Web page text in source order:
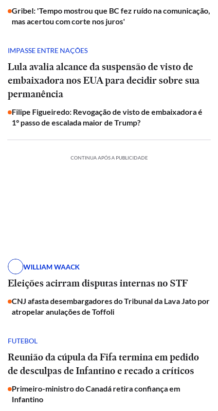
Gribel: 'Tempo mostrou que BC fez ruído na comunicação,
mas acertou com corte nos juros'
IMPASSE ENTRE NAÇÕES
Lula avalia alcance da suspensão de visto de
embaixadora nos EUA para decidir sobre sua
permanência
Filipe Figueiredo: Revogação de visto de embaixadora é
1° passo de escalada maior de Trump?
CONTINUA APÓS A PUBLICIDADE
WILLIAM WAACK
Eleições acirram disputas internas no STF
CNJ afasta desembargadores do Tribunal da Lava Jato por
atropelar anulações de Toffoli
FUTEBOL
Reunião da cúpula da Fifa termina em pedido
de desculpas de Infantino e recado a críticos
Primeiro-ministro do Canadá retira confiança em
Infantino